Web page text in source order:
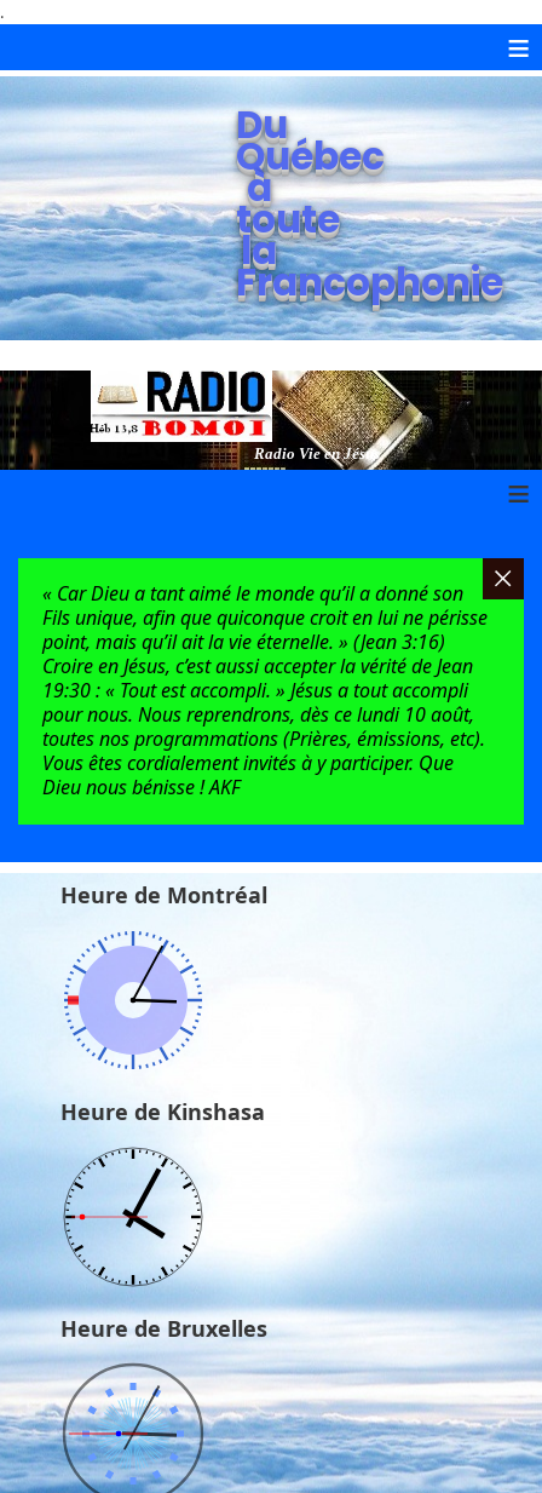
.
≡
Du
Québec
à
toute
la
Francophonie
Radio Vie en Jésus
≡
« Car Dieu a tant aimé le monde qu’il a donné son
Fils unique, afin que quiconque croit en lui ne périsse
point, mais qu’il ait la vie éternelle. » (Jean 3:16)
Croire en Jésus, c’est aussi accepter la vérité de Jean
19:30 : « Tout est accompli. » Jésus a tout accompli
pour nous. Nous reprendrons, dès ce lundi 10 août,
toutes nos programmations (Prières, émissions, etc).
Vous êtes cordialement invités à y participer. Que
Dieu nous bénisse ! AKF
Heure de Montréal
Heure de Kinshasa
Heure de Bruxelles